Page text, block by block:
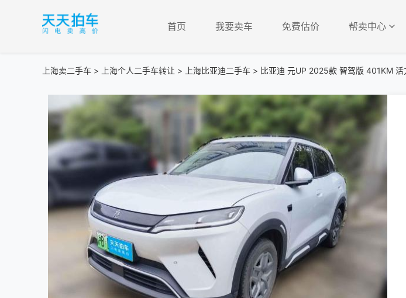
首页 我要卖车 免费估价 帮卖中心
上海卖二手车 > 上海个人二手车转让 > 上海比亚迪二手车 > 比亚迪 元UP 2025款 智驾版 401KM 活